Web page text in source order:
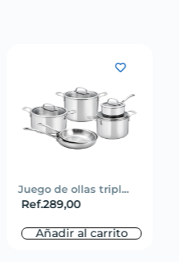
Juego de ollas tripl...
Ref.289,00
Añadir al carrito